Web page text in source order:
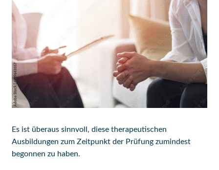
Es ist überaus sinnvoll, diese therapeutischen
Ausbildungen zum Zeitpunkt der Prüfung zumindest
begonnen zu haben.